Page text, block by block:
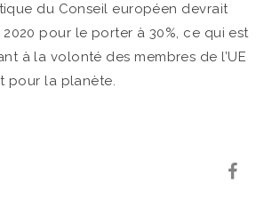
du Conseil européen devrait
pour le porter à 30%, ce qui est
à la volonté des membres de l’UE
pour la planète.